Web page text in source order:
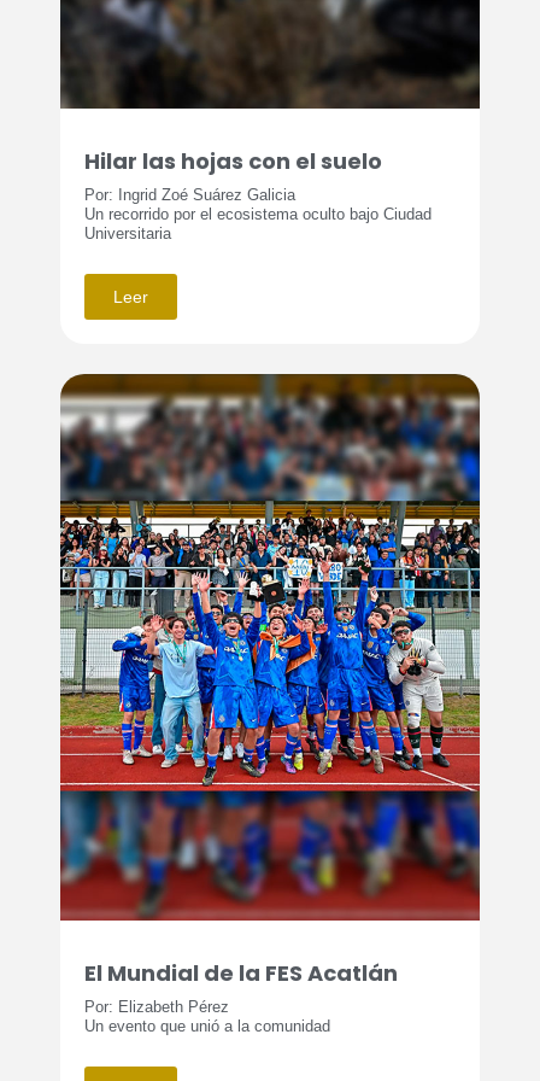
Hilar las hojas con el suelo
Por: Ingrid Zoé Suárez Galicia
Un recorrido por el ecosistema oculto bajo Ciudad
Universitaria
Leer
El Mundial de la FES Acatlán
Por: Elizabeth Pérez
Un evento que unió a la comunidad